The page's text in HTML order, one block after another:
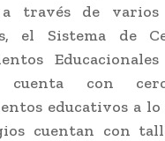
través de varios
el Sistema de
con
educativos a
cuentan con